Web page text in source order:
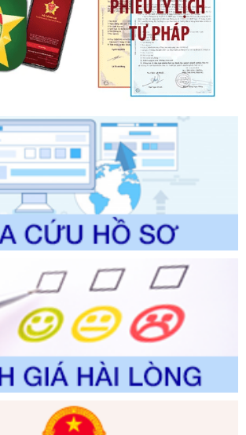
QĐ-UBND
công bố Danh mục thủ tục hành chính mới
đổi, bổ sung, bị bãi bỏ và phê duyệt
quy trình điện tử giải quyết thủ tục hành
số lĩnh vực thuộc phạm vi chức năng quản
QĐ-UBND
công bố Danh mục thủ tục hành chính
sung và phê duyệt Quy trình nội bộ, quy
quyết thủ tục hành chính trong lĩnh vực Du
vi chức năng quản lý của Sở Văn hóa, Thể
06/2026
QĐ-UBND
bố Danh mục thủ tục hành chính sửa
duyệt Quy trình nội bộ, quy trình điện tử
hành chính lĩnh vực biến đổi khí hậu
quyết của Sở Nông nghiệp và Môi
06/2026
QĐ-UBND
danh mục thủ tục hành chính được sửa
duyệt quy trình nội bộ, quy trình điện tử
hành chính trong lĩnh vực Luật sư thuộc